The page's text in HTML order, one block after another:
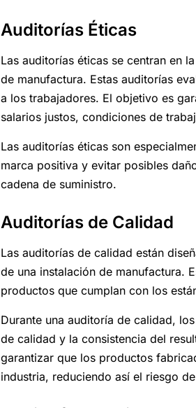
Auditorías Éticas
Las auditorías éticas se centran en
de manufactura. Estas auditorías
a los trabajadores. El objetivo es
salarios justos, condiciones de
Las auditorías éticas son
marca positiva y evitar posibles
cadena de suministro.
Auditorías de Calidad
Las auditorías de calidad están
de una instalación de manufactura.
productos que cumplan con los
Durante una auditoría de calidad,
de calidad y la consistencia del
garantizar que los productos
industria, reduciendo así el riesgo